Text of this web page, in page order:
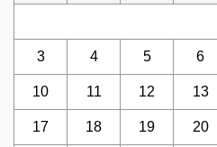
3 4 5 6
10 11 12 13
17 18 19 20